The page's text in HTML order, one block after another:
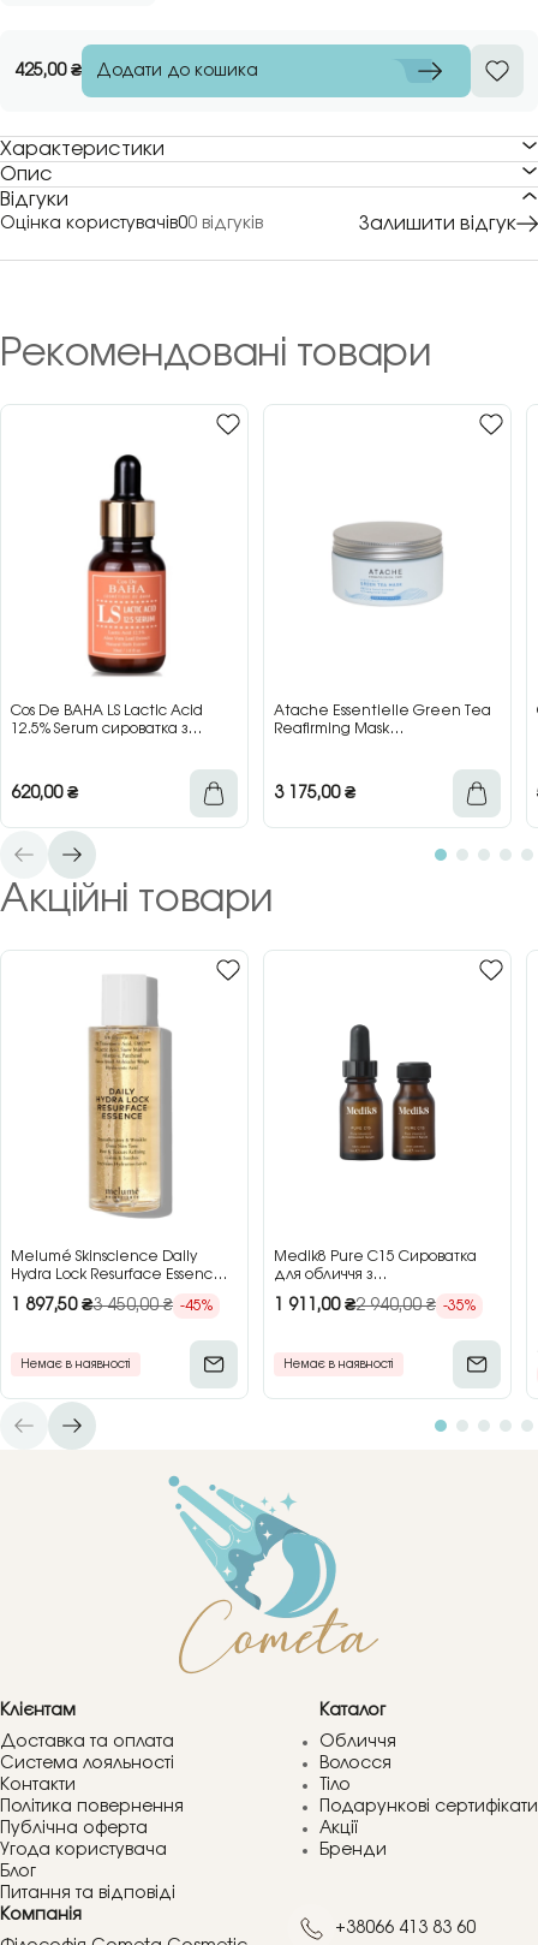
425,00₴ Додати до кошика
Характеристики
Опис
Відгуки
Оцінка користувачів00 відгуків Залишити відгук
Рекомендовані товари
Cos De BAHA LS Lactic Acid
12.5% Serum сироватка з
620,00₴
Atache Essentielle Green Tea
Reafirming Mask
3 175,00₴
Акційні товари
Melumé Skinscience Daily
Hydra Lock Resurface Essence
обличчя з кислотами, 150 мл
1 897,50₴3 450,00₴ -45%
Немає в наявності
Medik8 Pure C15 Сироватка
для обличчя з
2×15 мл
1 911,00₴2 940,00₴ -35%
Немає в наявності
Клієнтам
Доставка та оплата
Система лояльності
Контакти
Політика повернення
Публічна оферта
Угода користувача
Блог
Питання та відповіді
Каталог
Обличчя
Волосся
Тіло
Подарункові сертифікати
Акції
Бренди
Компанія
+38066 413 83 60